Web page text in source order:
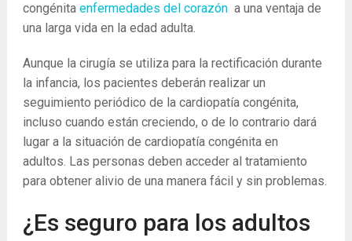
congénita enfermedades del corazóna una ventaja de
una larga vida en la edad adulta.
Aunque la cirugía se utiliza para la rectificación durante
la infancia, los pacientes deberán realizar un
seguimiento periódico de la cardiopatía congénita,
incluso cuando están creciendo, o de lo contrario dará
lugar a la situación de cardiopatía congénita en
adultos. Las personas deben acceder al tratamiento
para obtener alivio de una manera fácil y sin problemas.
¿Es seguro para los adultos